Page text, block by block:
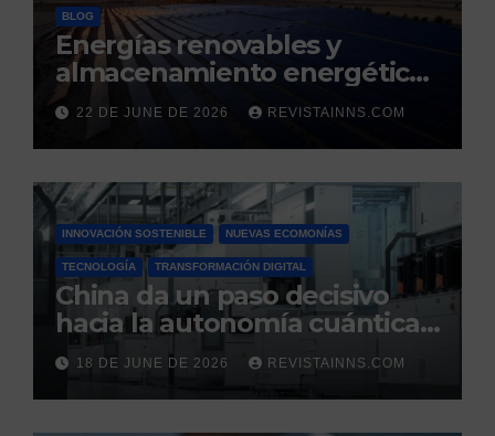
BLOG
Energías renovables y
almacenamiento energético:
la nueva columna vertebral
de la estabilidad del sistema
eléctrico español
22 DE JUNE DE 2026 REVISTAINNS.COM
INNOVACIÓN SOSTENIBLE NUEVAS ECOMONÍAS
TECNOLOGÍA TRANSFORMACIÓN DIGITAL
China da un paso decisivo
hacia la autonomía cuántica:
produce por primera vez el
silicio ultrapuro que sus
competidores controlaban
18 DE JUNE DE 2026 REVISTAINNS.COM